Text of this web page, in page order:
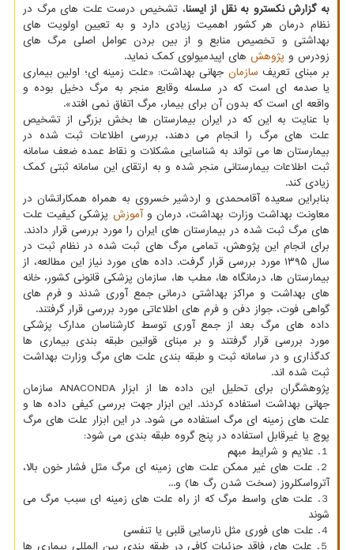
به گزارش نکسترو به نقل از ایسنا، تشخیص درست علت های مرگ در
نظام درمان هر کشور اهمیت زیادی دارد و به تعیین اولویت های
بهداشتی و تخصیص منابع و از بین بردن عوامل اصلی مرگ های
زودرس و پژوهش های اپیدمیولوی کمک نماید.
بر مبنای تعریف سازمان جهانی بهداشت: «علت زمینه ای؛ اولین بیماری
یا صدمه ای است که در سلسله وقایع منجر به مرگ دخیل بوده و
واقعه ای است که بدون آن برای بیمار، مرگ اتفاق نمی افتد».
با عنایت به این که در ایران بیمارستان ها بخش بزرگی از تشخیص
علت های مرگ را انجام می دهند، بررسی اطلاعات ثبت شده در
بیمارستان ها می تواند به شناسایی مشکلات و نقاط عمده ضعف سامانه
ثبت اطلاعات بیمارستانی منجر شده و به ارتقای این سامانه ثبتی کمک
زیادی کند.
بنابراین سعیده آقامحمدی و اردشیر خسروی به همراه همکارانشان در
معاونت بهداشت وزارت بهداشت، درمان وآموزش پزشکی کیفیت علت
های مرگ ثبت شده در بیمارستان های ایران را مورد بررسی قرار دادند.
برای انجام این پژوهش، تمامی مرگ های ثبت شده در نظام ثبت در
سال ۱۳۹۵ مورد بررسی قرار گرفت. داده های مورد نیاز این مطالعه، از
بیمارستان ها، درمانگاه ها، مطب ها، سازمان پزشکی قانونی کشور، خانه
های بهداشت و مراکز بهداشتی درمانی جمع آوری شدند و فرم های
گواهی فوت، جواز دفن و فرم های اطلاعاتی مورد بررسی قرار گرفتند.
داده های مرگ بعد از جمع آوری توسط کارشناسان مدارک پزشکی
مورد بررسی قرار گرفتند و بر مبنای قوانین طبقه بندی بیماری ها
کدگذاری و در سامانه ثبت و طبقه بندی علت های مرگ وزارت بهداشت
ثبت شده اند.
پژوهشگران برای تحلیل این داده ها از ابزار ANACONDA سازمان
جهانی بهداشت استفاده کردند. این ابزار جهت بررسی کیفی داده ها و
علت های زمینه ای مرگ استفاده می شود. در این ابزار علت های مرگ
پوچ یا غیرقابل استفاده در پنج گروه طبقه بندی می شود:
１. علایم و شرایط مبهم
２. علت های غیر ممکن علت های زمینه ای مرگ مثل فشار خون بالا،
آترواسکلروز (سخت شدن رگ ها) و...
３. علت های واسط مرگ که از راه علت های زمینه ای سبب مرگ می
شوند
４. علت های فوری مثل نارسایی قلبی یا تنفسی
５. علت های فاقد جزئیات کافی در طبقه بندی بین المللی بیماری ها